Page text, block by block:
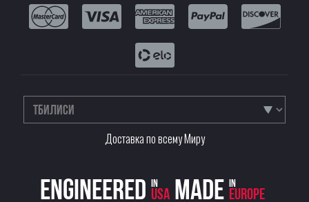
Доставка по всему Миру
Engineered in
USA Made in
Europe